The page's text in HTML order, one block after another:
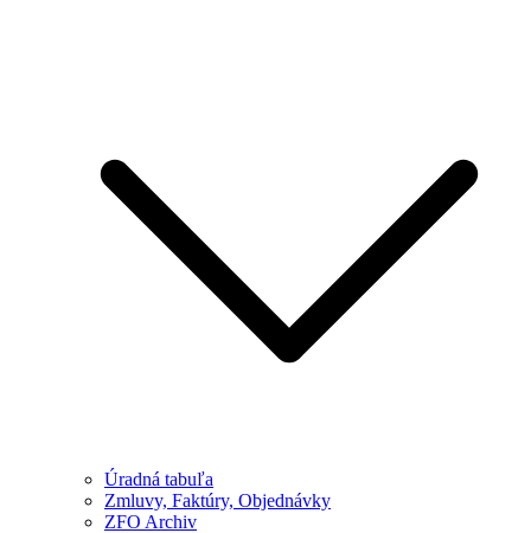
Úradná tabuľa
Zmluvy, Faktúry, Objednávky
ZFO Archiv